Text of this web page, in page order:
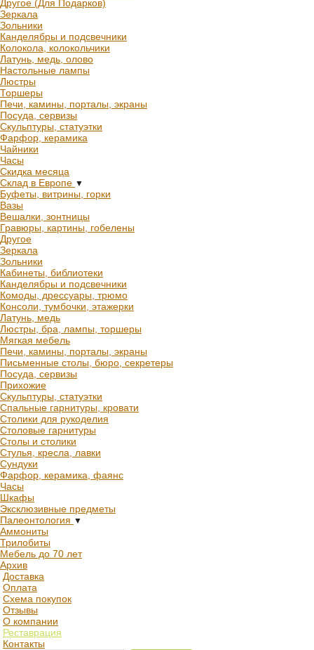
Другое (Для Подарков)
Зеркала
Зольники
Канделябры и подсвечники
Колокола, колокольчики
Латунь, медь, олово
Настольные лампы
Люстры
Торшеры
Печи, камины, порталы, экраны
Посуда, сервизы
Скульптуры, статуэтки
Фарфор, керамика
Чайники
Часы
Скидка месяца
Склад в Европе ▼
Буфеты, витрины, горки
Вазы
Вешалки, зонтницы
Гравюры, картины, гобелены
Другое
Зеркала
Зольники
Кабинеты, библиотеки
Канделябры и подсвечники
Комоды, дрессуары, трюмо
Консоли, тумбочки, этажерки
Латунь, медь
Люстры, бра, лампы, торшеры
Мягкая мебель
Печи, камины, порталы, экраны
Письменные столы, бюро, секретеры
Посуда, сервизы
Прихожие
Скульптуры, статуэтки
Спальные гарнитуры, кровати
Столики для рукоделия
Столовые гарнитуры
Столы и столики
Стулья, кресла, лавки
Сундуки
Фарфор, керамика, фаянс
Часы
Шкафы
Эксклюзивные предметы
Палеонтология ▼
Аммониты
Трилобиты
Мебель до 70 лет
Архив
Доставка
Оплата
Схема покупок
Отзывы
О компании
Реставрация
Контакты